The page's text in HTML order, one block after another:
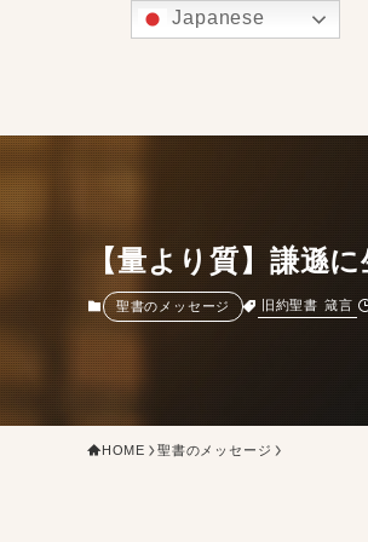
【量より質】謙遜
聖書のメッセージ 旧約聖書 箴言
HOME 聖書のメッセージ
Japanese